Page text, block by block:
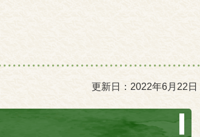
更新日：2022年6月22日